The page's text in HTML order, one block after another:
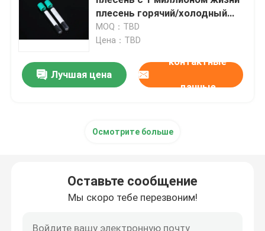
Автомобильная прессформа
Опаковочная плесень
Лечебная плесень
плесень горячий/холодный
бегун для медицинских
деталей
MOQ：TBD
Цена：TBD
Лучшая цена
контактные
данные
Осмотрите больше
Оставьте сообщение
Мы скоро тебе перезвоним!